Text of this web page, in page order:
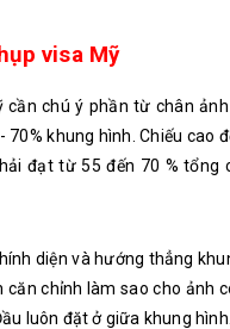
visa Mỹ
cần chú ý phần từ chân
khung hình. Chiếu cao
đạt từ 55 đến 70 % tổng
diện và hướng thẳng
căn chỉnh làm sao cho ảnh
luôn đặt ở giữa khung hình.